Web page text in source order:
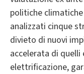
politiche
analizzati cinque
divieto di nuovi
accelerata di
elettrificazione,